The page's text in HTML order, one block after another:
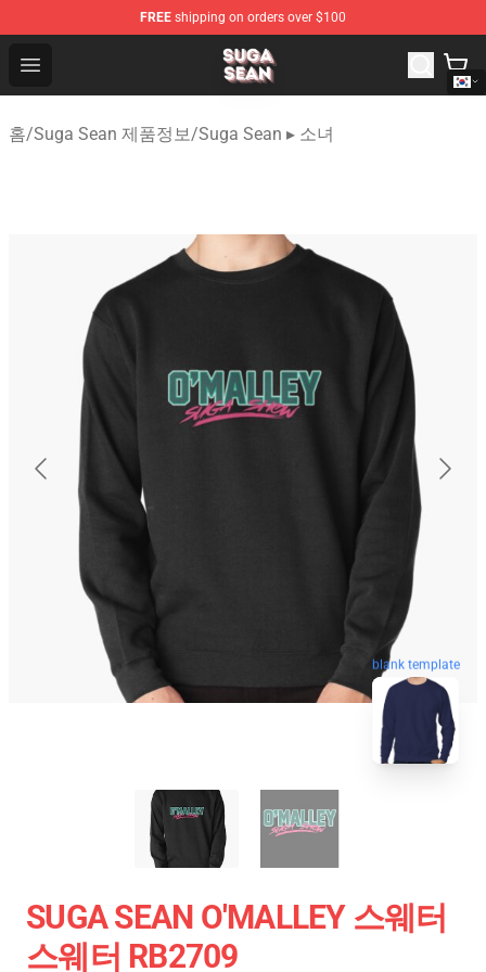
FREE shipping on orders over $100
Open menu
Suga Sean Shop - Official Suga Sean Merchandise Store
홈/Suga Sean 제품정보/Suga Sean ▸ 소녀
blank template
SUGA SEAN O'MALLEY 스웨터
스웨터 RB2709